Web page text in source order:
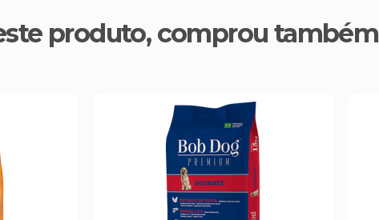
produto, comprou também